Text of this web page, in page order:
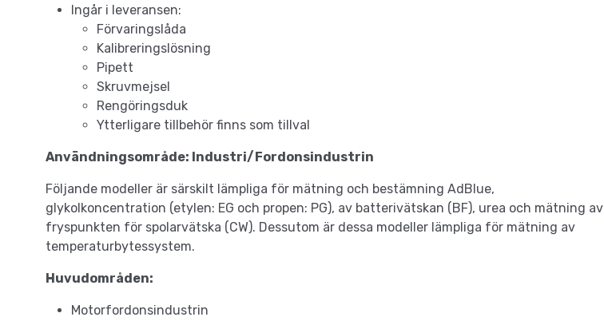
Ingår i leveransen:
Förvaringslåda
Kalibreringslösning
Pipett
Skruvmejsel
Rengöringsduk
Ytterligare tillbehör finns som tillval
Användningsområde: Industri/Fordonsindustrin
Följande modeller är särskilt lämpliga för mätning och bestämning AdBlue,
glykolkoncentration (etylen: EG och propen: PG), av batterivätskan (BF), urea och mätning av
fryspunkten för spolarvätska (CW). Dessutom är dessa modeller lämpliga för mätning av
temperaturbytessystem.
Huvudområden:
Motorfordonsindustrin